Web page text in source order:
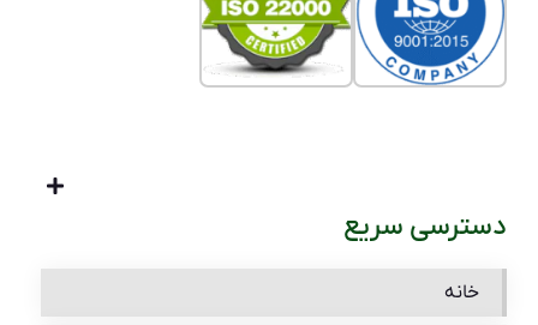
دسترسی سریع
خانه